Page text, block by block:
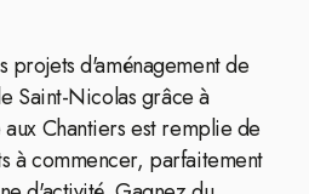
projets d'aménagement de
Saint-Nicolas grâce à
Chantiers est remplie de
à commencer, parfaitement